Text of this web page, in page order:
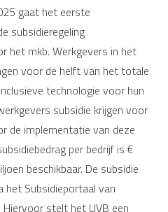
gaat het eerste
subsidieregeling
het mkb. Werkgevers in het
voor de helft van het totale
technologie voor hun
subsidie krijgen voor
de implementatie van deze
per bedrijf is €
beschikbaar. De subsidie
het Subsidieportaal van
Hiervoor stelt het UVB een